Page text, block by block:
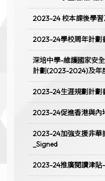
2023-24 校本課後學
2023-24學校周年計劃
深培中學-維護國家安
計劃(2023-2024)及
2023-24生涯規劃計劃
2023-24促進香港與內
2023-24加強支援非華
_Signed
2023-24推廣閱讀津貼